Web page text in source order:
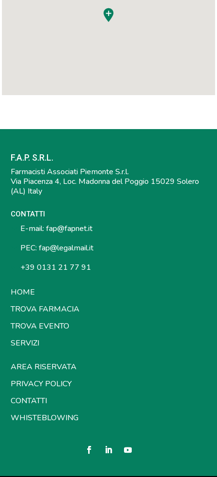
F.A.P. S.R.L.
Farmacisti Associati Piemonte S.r.l.
Via Piacenza 4, Loc. Madonna del Poggio 15029 Solero
(AL) Italy
CONTATTI
E-mail: fap@fapnet.it
PEC: fap@legalmail.it
+39 0131 21 77 91
HOME
TROVA FARMACIA
TROVA EVENTO
SERVIZI
AREA RISERVATA
PRIVACY POLICY
CONTATTI
WHISTEBLOWING